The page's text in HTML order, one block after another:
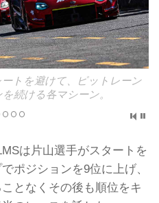
トを避けて、ピットレーン
続ける各マシーン。
は片山選手がスタートを
ポジションを9位に上げ、
となくその後も順位をキ